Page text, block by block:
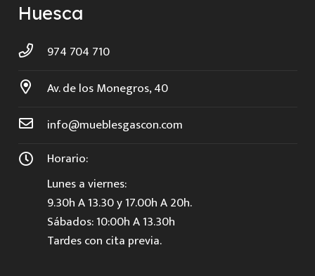
Huesca
974 704 710
Av. de los Monegros, 40
info@mueblesgascon.com
Horario:
Lunes a viernes:
9.30h A 13.30 y 17.00h A 20h.
Sábados: 10:00h A 13.30h
Tardes con cita previa.